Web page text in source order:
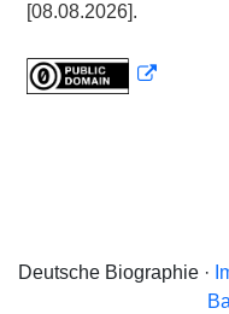
[08.08.2026].
Deutsche Biographie ·